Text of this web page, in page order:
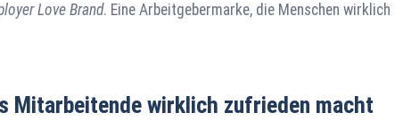
Love Brand. Eine Arbeitgebermarke, die Menschen wirklich
Mitarbeitende wirklich zufrieden macht